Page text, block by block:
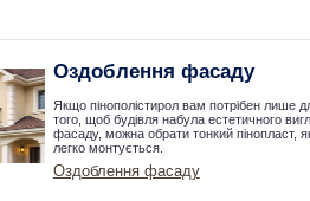
Оздоблення фасаду
Якщо пінополістирол вам потрібен лише
того, щоб будівля набула естетичного
фасаду, можна обрати тонкий пінопласт,
легко монтується.
Оздоблення фасаду